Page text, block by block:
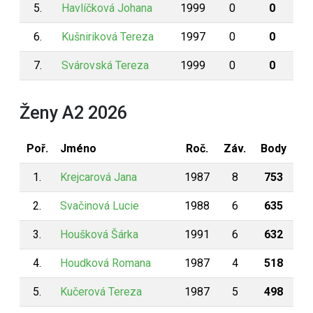
5. Havlíčková Johana 1999 0 0
6. Kušniriková Tereza 1997 0 0
7. Svárovská Tereza 1999 0 0
Ženy A2 2026
Poř. Jméno Roč. Záv. Body
1. Krejcarová Jana 1987 8 753
2. Svačinová Lucie 1988 6 635
3. Houšková Šárka 1991 6 632
4. Houdková Romana 1987 4 518
5. Kučerová Tereza 1987 5 498